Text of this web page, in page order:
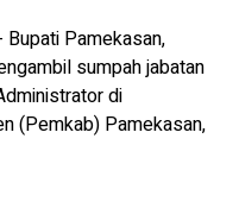
Bupati Pamekasan,
sumpah jabatan
di
(Pemkab) Pamekasan,